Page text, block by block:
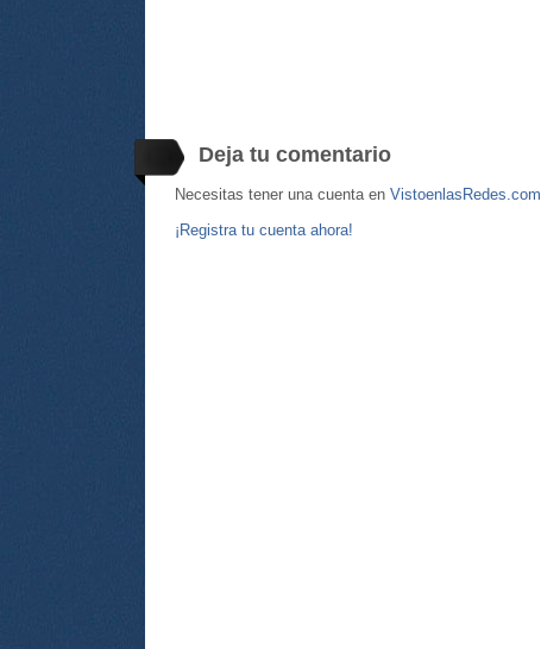
Deja tu comentario
Necesitas tener una cuenta en VistoenlasRedes.com
¡Registra tu cuenta ahora!